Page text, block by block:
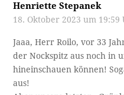
Henriette Stepanek
18. Oktober 2023 um 19:59
Jaaa, Herr Roilo, vor 33
der Nockspitz aus noch in
hineinschauen können!
aus!